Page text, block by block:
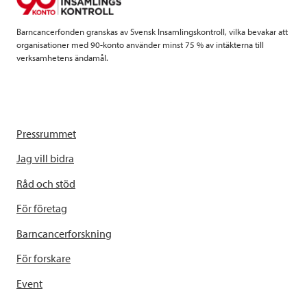
k
Barncancerfonden granskas av Svensk Insamlingskontroll, vilka bevakar att
organisationer med 90-konto använder minst 75 % av intäkterna till
verksamhetens ändamål.
Pressrummet
Jag vill bidra
Råd och stöd
För företag
Barncancerforskning
För forskare
Event